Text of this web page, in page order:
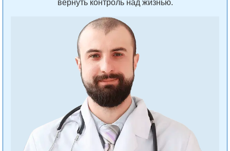
вернуть контроль над жизнью.